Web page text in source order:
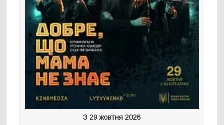
З 29 жовтня 2026